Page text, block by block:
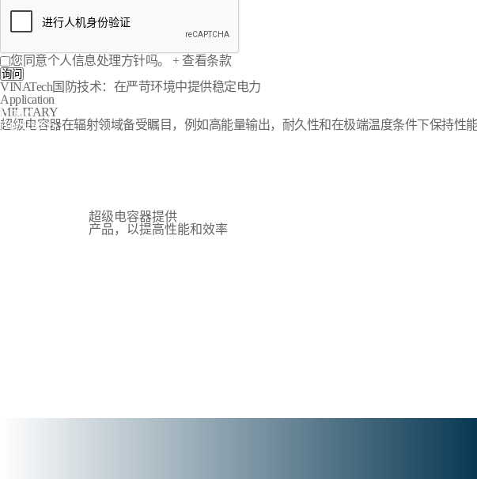
您同意个人信息处理方针吗。 + 查看条款
询问
VINATech国防技术：在严苛环境中提供稳定电力
Application
Home
Application
MILITARY
超级电容器在辐射领域备受瞩目，例如高能量输出，耐久性和在极端温度条件下保持性
超级电容器提供
产品，以提高性能和效率